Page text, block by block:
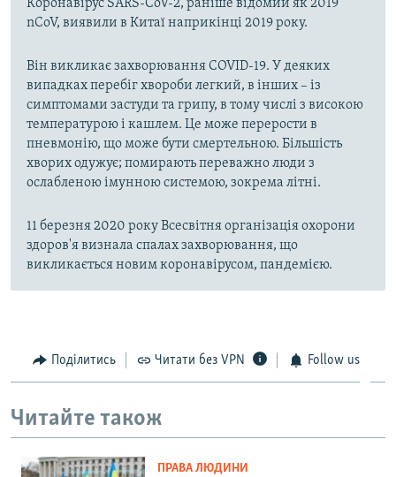
Коронавірус SARS-CoV-2, раніше відомий як 2019
nCoV, виявили в Китаї наприкінці 2019 року.
Він викликає захворювання COVID-19. У деяких
випадках перебіг хвороби легкий, в інших – із
симптомами застуди та грипу, в тому числі з високою
температурою і кашлем. Це може перерости в
пневмонію, що може бути смертельною. Більшість
хворих одужує; помирають переважно люди з
ослабленою імунною системою, зокрема літні.
11 березня 2020 року Всесвітня організація охорони
здоров'я визнала спалах захворювання, що
викликається новим коронавірусом, пандемією.
Поділитись Читати без VPN Follow us
Читайте також
ПРАВА ЛЮДИНИ